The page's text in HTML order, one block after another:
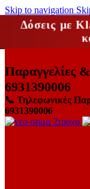
Skip to navigation
Δόσεις με
Παραγγελίες
6931390006
📞 Τηλεφωνικές
6931390006